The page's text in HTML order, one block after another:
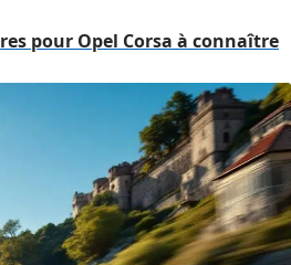
pour Opel Corsa à connaître